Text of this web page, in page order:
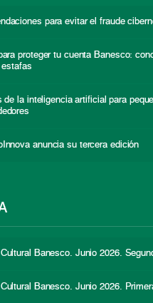
para evitar el fraude
proteger tu cuenta Banesco:
estafas
de la inteligencia artificial para
anuncia su tercera edición
Banesco. Junio 2026.
Banesco. Junio 2026.